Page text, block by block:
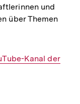
und
über Themen
Kanal der